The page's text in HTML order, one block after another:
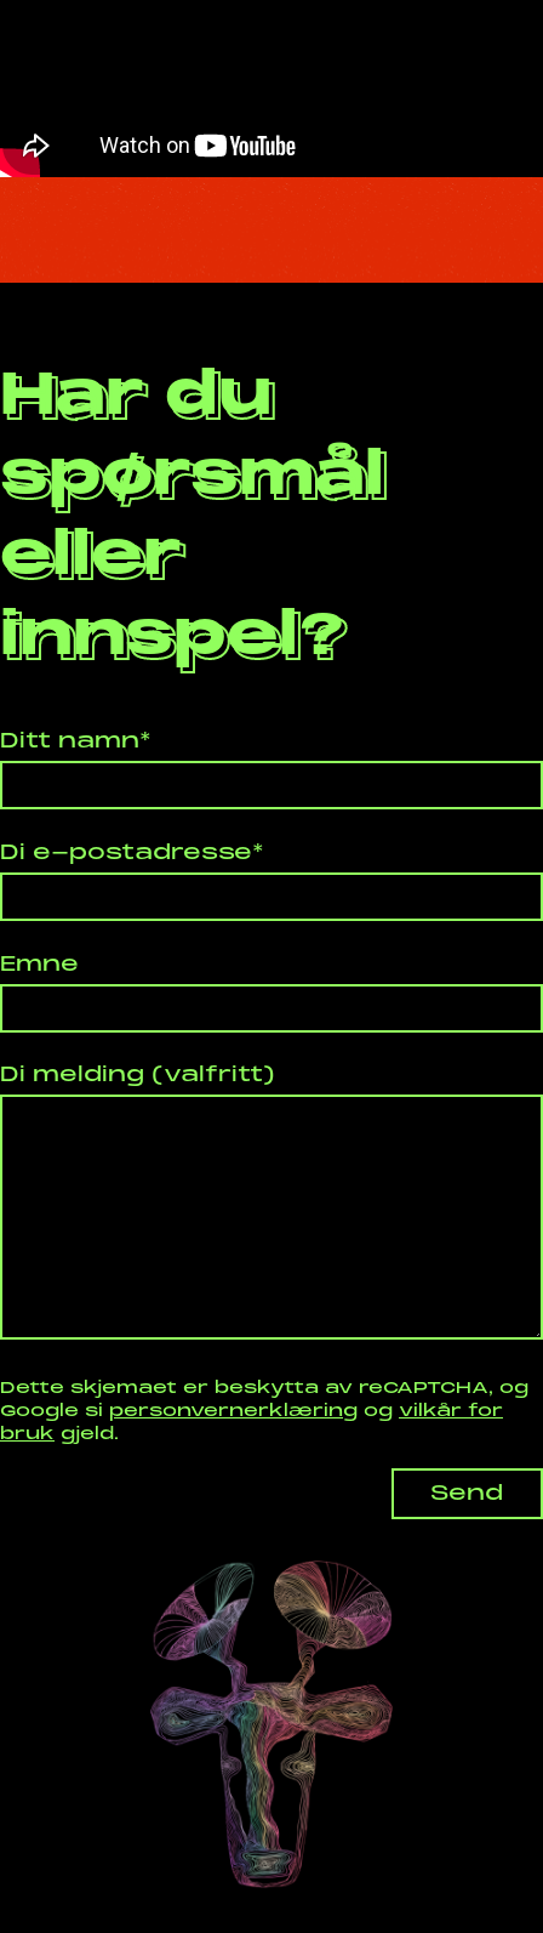
Har du
spørsmål
eller
innspel?
Ditt namn*
Di e-postadresse*
Emne
Di melding (valfritt)
Dette skjemaet er beskytta av reCAPTCHA, og
Google si personvernerklæring og vilkår for
bruk gjeld.